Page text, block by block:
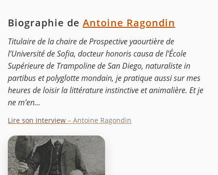
Biographie de Antoine Ragondin
Titulaire de la chaire de Prospective yaourtière de
l’Université de Sofia, docteur honoris causa de l’École
Supérieure de Trampoline de San Diego, naturaliste in
partibus et polyglotte mondain, je pratique aussi sur mes
heures de loisir la littérature instinctive et animalière. Et je
ne m’en...
Lire son interview – Antoine Ragondin